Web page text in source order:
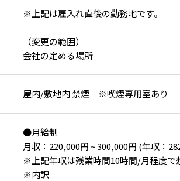
※上記は雇入れ直後の勤務地です。
（変更の範囲）
会社の定める場所
屋内/敷地内 禁煙 ※喫煙専用室あり
●月給制
月収：220,000円 ~ 300,000円 (年収：
※上記年収は残業時間10時間/月程度で
※内訳